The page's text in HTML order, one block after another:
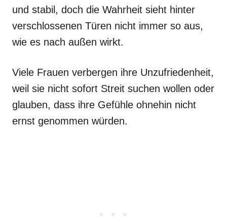
und stabil, doch die Wahrheit sieht hinter
verschlossenen Türen nicht immer so aus,
wie es nach außen wirkt.
Viele Frauen verbergen ihre Unzufriedenheit,
weil sie nicht sofort Streit suchen wollen oder
glauben, dass ihre Gefühle ohnehin nicht
ernst genommen würden.